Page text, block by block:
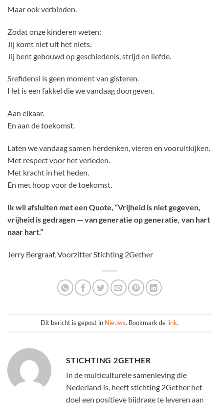
Maar ook verbinden.
Zodat onze kinderen weten:
Jij komt niet uit het niets.
Jij bent gebouwd op geschiedenis, strijd en liefde.
Srefidensi is geen moment van gisteren.
Het is een fakkel die we vandaag doorgeven.
Aan elkaar.
En aan de toekomst.
Laten we vandaag samen herdenken, vieren en vooruitkijken.
Met respect voor het verleden.
Met kracht in het heden.
En met hoop voor de toekomst.
Ik wil afsluiten met een Quote, “Vrijheid is niet gegeven,
vrijheid is gedragen — van generatie op generatie, van hart
naar hart.”
Jerry Bergraaf, Voorzitter Stichting 2Gether
Dit bericht is gepost in Nieuws. Bookmark de link.
STICHTING 2GETHER
In de multiculturele samenleving die
Nederland is, heeft stichting 2Gether het
doel een positieve bijdrage te leveren aan